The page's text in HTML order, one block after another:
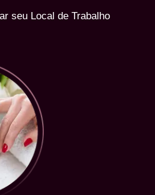
seu Local de Trabalho